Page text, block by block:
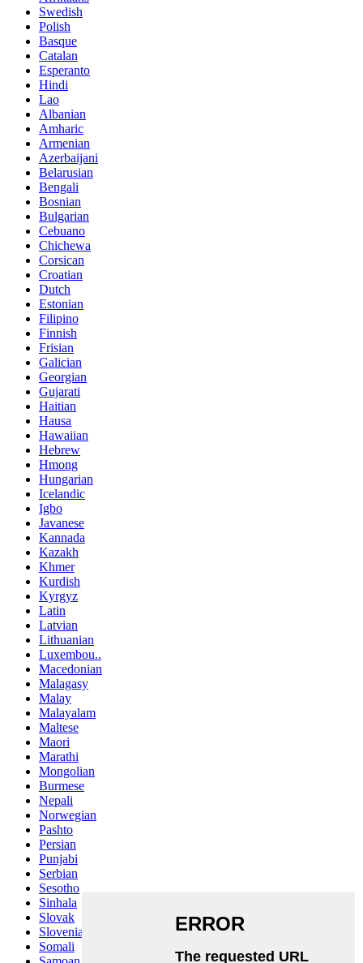
Swedish
Polish
Basque
Catalan
Esperanto
Hindi
Lao
Albanian
Amharic
Armenian
Azerbaijani
Belarusian
Bengali
Bosnian
Bulgarian
Cebuano
Chichewa
Corsican
Croatian
Dutch
Estonian
Filipino
Finnish
Frisian
Galician
Georgian
Gujarati
Haitian
Hausa
Hawaiian
Hebrew
Hmong
Hungarian
Icelandic
Igbo
Javanese
Kannada
Kazakh
Khmer
Kurdish
Kyrgyz
Latin
Latvian
Lithuanian
Luxembou..
Macedonian
Malagasy
Malay
Malayalam
Maltese
Maori
Marathi
Mongolian
Burmese
Nepali
Norwegian
Pashto
Persian
Punjabi
Serbian
Sesotho
Sinhala
Slovak
Slovenian
Somali